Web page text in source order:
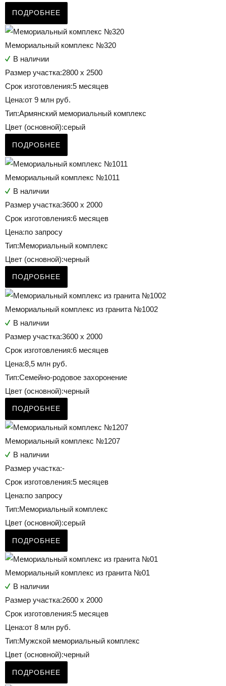
ПОДРОБНЕЕ
Мемориальный комплекс №320
В наличии
Размер участка:2800 х 2500
Срок изготовления:5 месяцев
Цена:от 9 млн руб.
Тип:Армянский мемориальный комплекс
Цвет (основной):серый
ПОДРОБНЕЕ
Мемориальный комплекс №1011
В наличии
Размер участка:3600 х 2000
Срок изготовления:6 месяцев
Цена:по запросу
Тип:Мемориальный комплекс
Цвет (основной):черный
ПОДРОБНЕЕ
Мемориальный комплекс из гранита №1002
В наличии
Размер участка:3600 х 2000
Срок изготовления:6 месяцев
Цена:8,5 млн руб.
Тип:Семейно-родовое захоронение
Цвет (основной):черный
ПОДРОБНЕЕ
Мемориальный комплекс №1207
В наличии
Размер участка:-
Срок изготовления:5 месяцев
Цена:по запросу
Тип:Мемориальный комплекс
Цвет (основной):серый
ПОДРОБНЕЕ
Мемориальный комплекс из гранита №01
В наличии
Размер участка:2600 х 2000
Срок изготовления:5 месяцев
Цена:от 8 млн руб.
Тип:Мужской мемориальный комплекс
Цвет (основной):черный
ПОДРОБНЕЕ